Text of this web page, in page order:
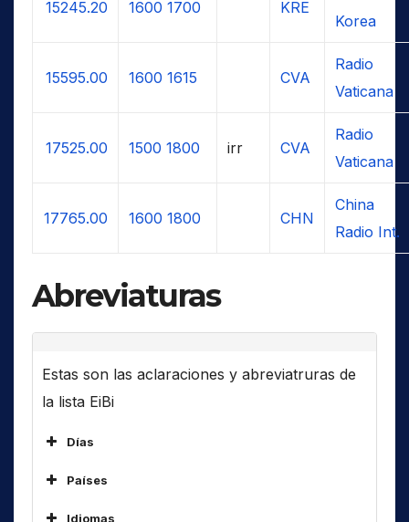
15245.20 1600 1700 KRE
Korea
15595.00 1600 1615 CVA
Radio
Vaticana
17525.00 1500 1800 irr CVA
Radio
Vaticana
17765.00 1600 1800 CHN
China
Radio Int.
Abreviaturas
Estas son las aclaraciones y abreviatruras de
la lista EiBi
Días
Países
Idiomas